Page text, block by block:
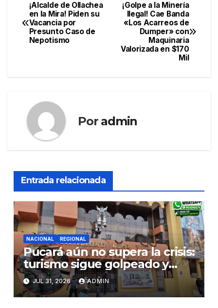
Navegación
de
entradas
¡Golpe a la Minería
Ilegal! Cae Banda
«Los Acarreos de
Dumper» con
Maquinaria
Valorizada en $170
Mil
¡Alcalde de Ollachea
en la Mira! Piden su
Vacancia por
Presunto Caso de
Nepotismo
Por admin
Entrada relacionada
NACIONAL REGIONAL
Pucará aún no supera la crisis:
turismo sigue golpeado y
alcaldesa exige al nuevo
Gobierno fondos para obras
paralizadas
JUL 31, 2026 ADMIN